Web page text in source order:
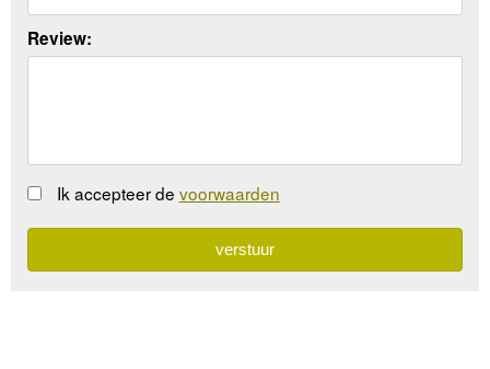
Review:
Ik accepteer de voorwaarden